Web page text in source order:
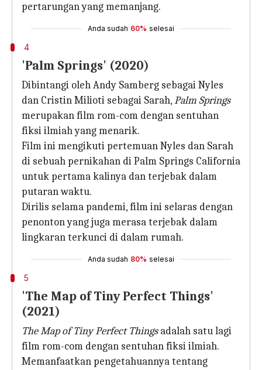
pertarungan yang memanjang.
Anda sudah 60% selesai
4
'Palm Springs' (2020)
Dibintangi oleh Andy Samberg sebagai Nyles
dan Cristin Milioti sebagai Sarah,Palm Springs
merupakan film rom-com dengan sentuhan
fiksi ilmiah yang menarik.
Film ini mengikuti pertemuan Nyles dan Sarah
di sebuah pernikahan di Palm Springs California
untuk pertama kalinya dan terjebak dalam
putaran waktu.
Dirilis selama pandemi, film ini selaras dengan
penonton yang juga merasa terjebak dalam
lingkaran terkunci di dalam rumah.
Anda sudah 80% selesai
5
'The Map of Tiny Perfect Things'
(2021)
The Map of Tiny Perfect Thingsadalah satu lagi
film rom-com dengan sentuhan fiksi ilmiah.
Memanfaatkan pengetahuannya tentang